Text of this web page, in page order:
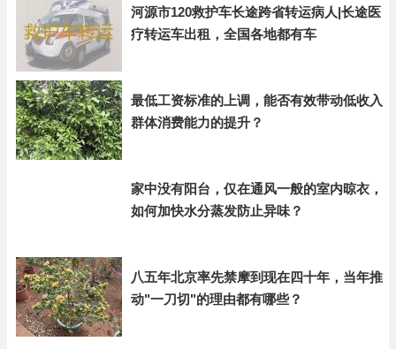
河源市120救护车长途跨省转运病人|长途医
疗转运车出租，全国各地都有车
最低工资标准的上调，能否有效带动低收入
群体消费能力的提升？
家中没有阳台，仅在通风一般的室内晾衣，
如何加快水分蒸发防止异味？
八五年北京率先禁摩到现在四十年，当年推
动"一刀切"的理由都有哪些？